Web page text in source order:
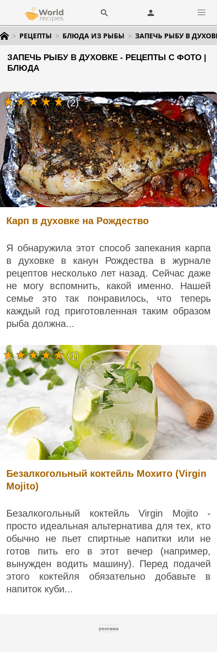
РЕЦЕПТЫ БЛЮДА ИЗ РЫБЫ ЗАПЕЧЬ РЫБУ В
ЗАПЕЧЬ РЫБУ В ДУХОВКЕ - РЕЦЕПТЫ С ФОТО |
БЛЮДА
Карп в духовке на Рождество
Я обнаружила этот способ запекания карпа
в духовке в канун Рождества в журнале
рецептов несколько лет назад. Сейчас даже
не могу вспомнить, какой именно. Нашей
семье это так понравилось, что теперь
каждый год приготовленная таким образом
рыба должна...
(2)
Безалкогольный коктейль Мохито (Virgin
Mojito)
Безалкогольный коктейль Virgin Mojito -
просто идеальная альтернатива для тех, кто
обычно не пьет спиртные напитки или не
готов пить его в этот вечер (например,
вынужден водить машину). Перед подачей
этого коктейля обязательно добавьте в
напиток куби...
(1)
реклама